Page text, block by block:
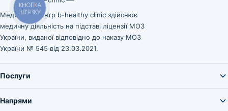
Медичний центр b-healthy clinic здійснює
медичну діяльність на підставі ліцензії МОЗ
України, виданої відповідно до наказу МОЗ
України № 545 від 23.03.2021.
Послуги
Напрями
КНОПКА
ЗВ'ЯЗКУ